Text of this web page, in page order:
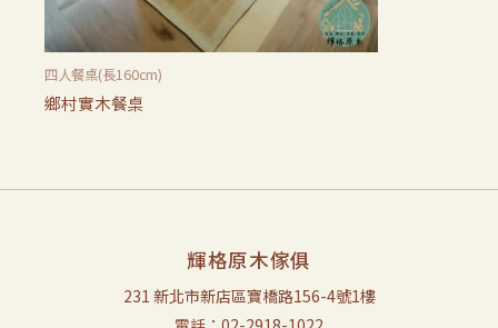
四人餐桌(長160cm)
鄉村實木餐桌
輝格原木傢俱
231 新北市新店區寶橋路156-4號1樓